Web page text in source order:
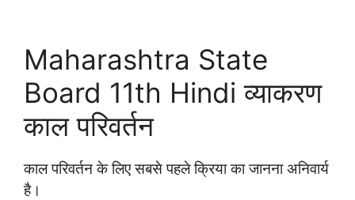
Maharashtra State
Board 11th Hindi व्याकरण
काल परिवर्तन
काल परिवर्तन के लिए सबसे पहले क्रिया का जानना अनिवार्य
है।